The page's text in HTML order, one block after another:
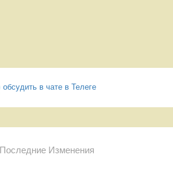
обсудить в чате в Телеге
Последние Изменения